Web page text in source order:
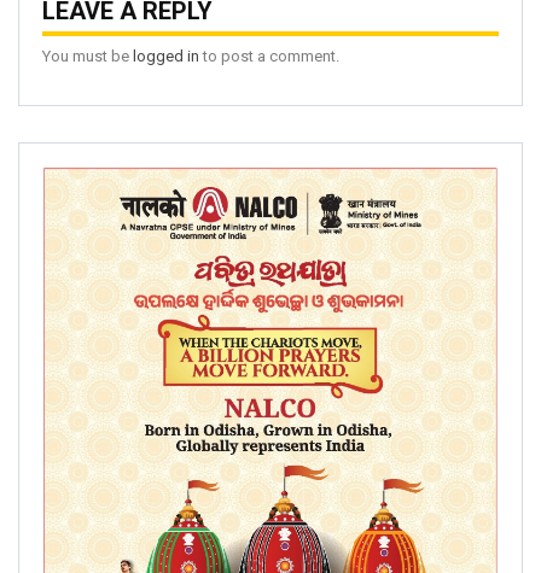
LEAVE A REPLY
You must be logged in to post a comment.